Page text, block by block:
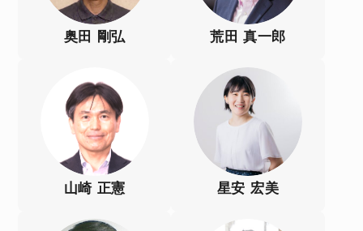
奥田 剛弘 荒田 真一郎
山崎 正憲 星安 宏美